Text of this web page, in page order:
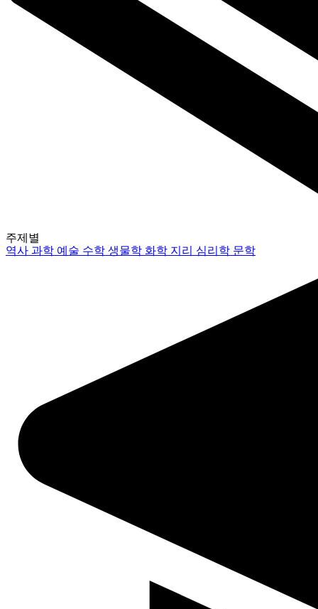
주제별
역사과학 예술 수학생물학 화학 지리 심리학 문학